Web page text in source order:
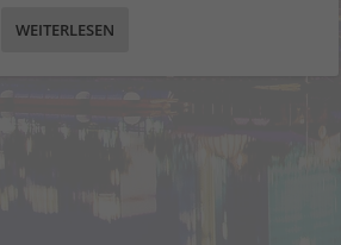
WEITERLESEN